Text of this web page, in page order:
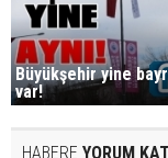
Büyükşehir yine
var!
HABERE YORUM KAT